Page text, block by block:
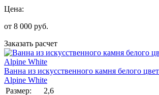
Цена:
от 8 000 руб.
Заказать расчет
Ванна из искуcственного камня белого
Alpine White
Размер:
2,6